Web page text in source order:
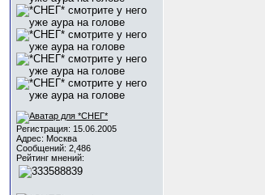
Регистрация: 15.06.2005
Адрес: Москва
Сообщений: 2,486
Рейтинг мнений: